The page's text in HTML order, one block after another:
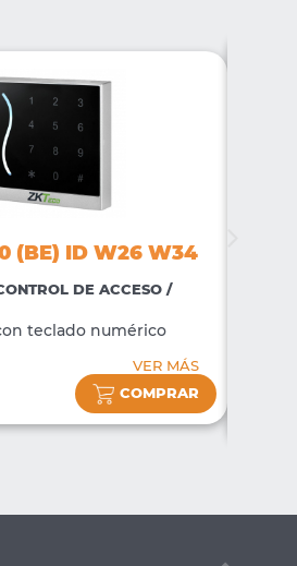
(BE) ID W26 W34
DE ACCESO /
teclado numérico
VER MÁS
COMPRAR